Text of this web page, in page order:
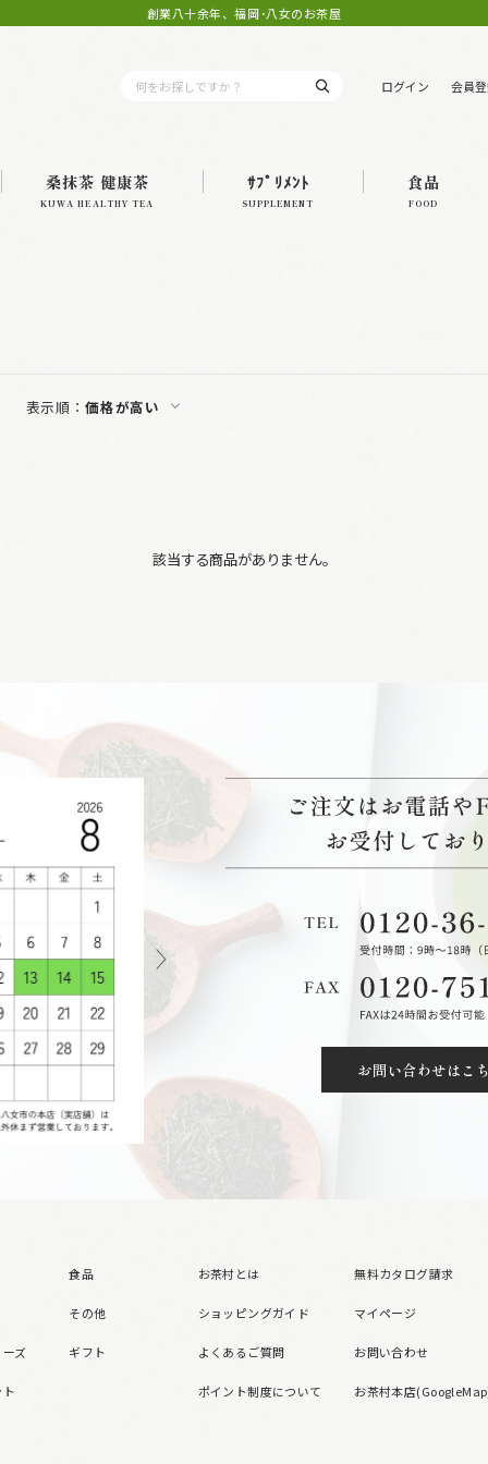
創業八十余年、福岡･八女のお茶屋
ログイン 会員
桑抹茶 健康茶
KUWA HEALTHY TEA
ｻﾌﾟﾘﾒﾝﾄ
SUPPLEMENT
食品
FOOD
表示順：価格が高い
該当する商品がありません。
お問い合わせはこ
ズ
食品
その他
ギフト
お茶村とは
ショッピングガイド
よくあるご質問
ポイント制度について
無料カタログ請求
マイページ
お問い合わせ
お茶村本店